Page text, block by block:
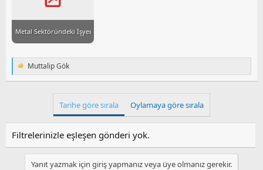
Metal Sektöründeki İşyerlerinde Gaz Tüpleri İçin Kullanım ve Güvenlik Şa....pdf
T
e
e
r
Muttalip Gök
Tarihe göre sırala Oylamaya göre sırala
Filtrelerinizle eşleşen gönderi yok.
Yanıt yazmak için giriş yapmanız veya üye olmanız gerekir.